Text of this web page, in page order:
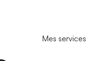
Mes services